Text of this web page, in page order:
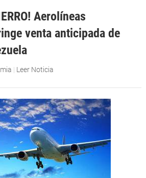
Aerolíneas
venta anticipada de
| Leer Noticia